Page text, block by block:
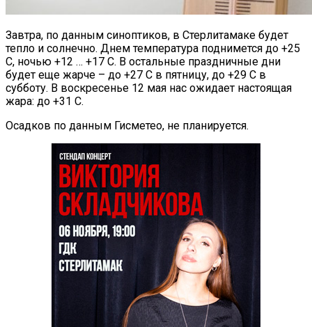
Завтра, по данным синоптиков, в Стерлитамаке будет
тепло и солнечно. Днем температура поднимется до +25
С, ночью +12 … +17 С. В остальные праздничные дни
будет еще жарче – до +27 С в пятницу, до +29 С в
субботу. В воскресенье 12 мая нас ожидает настоящая
жара: до +31 С.
Осадков по данным Гисметео, не планируется.